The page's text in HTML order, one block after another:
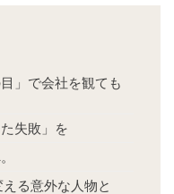
」で会社を観ても
失敗」を
る意外な人物と